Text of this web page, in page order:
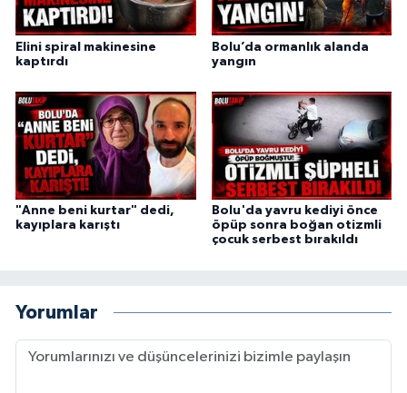
Elini spiral makinesine
kaptırdı
Bolu’da ormanlık alanda
yangın
"Anne beni kurtar" dedi,
kayıplara karıştı
Bolu'da yavru kediyi önce
öpüp sonra boğan otizmli
çocuk serbest bırakıldı
Yorumlar